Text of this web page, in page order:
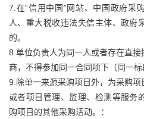
7.在“信用中国”网站、中国政府采
人、重大税收违法失信主体、政府
的。
8.单位负责人为同一人或者存在直
商，不得参加同一合同项下（同一标
9.除单一来源采购项目外，为采购项
或者项目管理、监理、检测等服务
购项目的其他采购活动。：